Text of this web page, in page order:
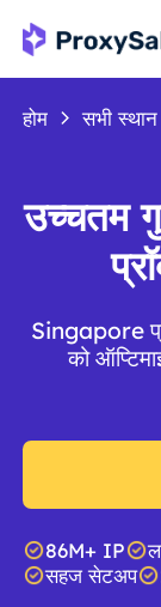
होम सभी स्थान
उच्चतम
Singapore
को
86M+ IP
सहज सेटअप